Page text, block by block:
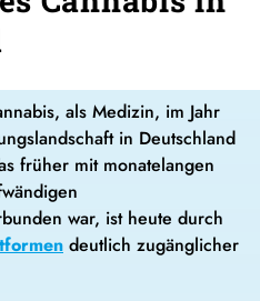
als Medizin, im Jahr
in Deutschland
früher mit monatelangen
war, ist heute durch
deutlich zugänglicher